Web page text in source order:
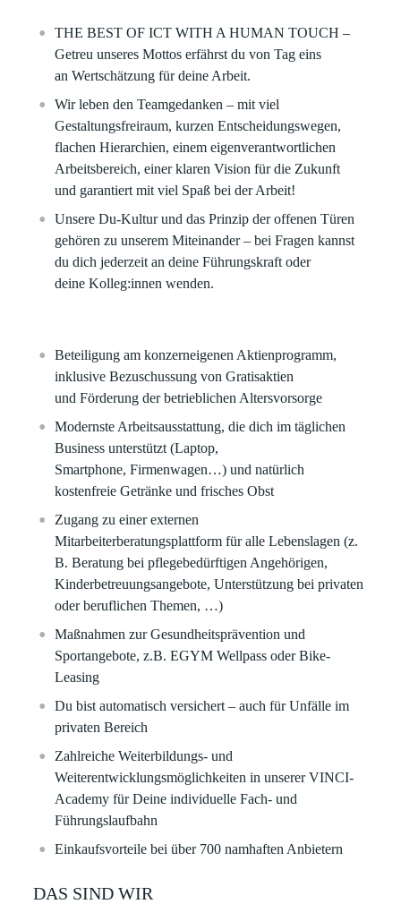
THE BEST OF ICT WITH A HUMAN TOUCH –
Getreu unseres Mottos erfährst du von Tag eins
an Wertschätzung für deine Arbeit. ​
Wir leben den Teamgedanken – mit viel
Gestaltungsfreiraum, kurzen Entscheidungswegen,
flachen Hierarchien, einem eigenverantwortlichen
Arbeitsbereich, einer klaren Vision für die Zukunft
und garantiert mit viel Spaß bei der Arbeit!​
Unsere Du-Kultur und das Prinzip der offenen Türen
gehören zu unserem Miteinander – bei Fragen kannst
du dich jederzeit an deine Führungskraft oder
deine Kolleg:innen wenden.
Beteiligung am konzerneigenen Aktienprogramm,
inklusive Bezuschussung von Gratisaktien
und Förderung der betrieblichen Altersvorsorge​
Modernste Arbeitsausstattung, die dich im täglichen
Business unterstützt (Laptop,
Smartphone, Firmenwagen…) und natürlich
kostenfreie Getränke und frisches Obst
Zugang zu einer externen
Mitarbeiterberatungsplattform für alle Lebenslagen (z.
B. Beratung beipflegebedürftigen Angehörigen,
Kinderbetreuungsangebote, Unterstützung bei privaten
oderberuflichen Themen, …)
Maßnahmen zur Gesundheitsprävention und
Sportangebote, z.B. EGYM Wellpass oder Bike-
Leasing
Du bist automatisch versichert – auch für Unfälle im
privaten Bereich
Zahlreiche Weiterbildungs- und
Weiterentwicklungsmöglichkeiten in unserer VINCI-
Academy für Deine individuelle Fach- und
Führungslaufbahn​​
Einkaufsvorteile bei über 700 namhaften Anbietern​​
DAS SIND WIR